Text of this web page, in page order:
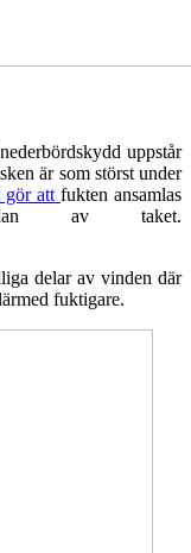
uppstår
är som störst under
gör att fukten ansamlas
av taket.
delar av vinden där
fuktigare.